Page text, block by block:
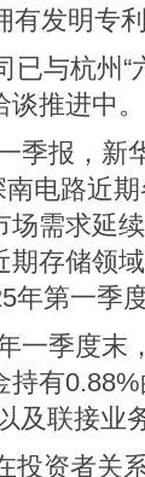
有发明专利
已与杭州
推进中。
季报，新
南电路近
场需求延
期存储领
年第一季
一季度末
持有
及联接业
投资者关